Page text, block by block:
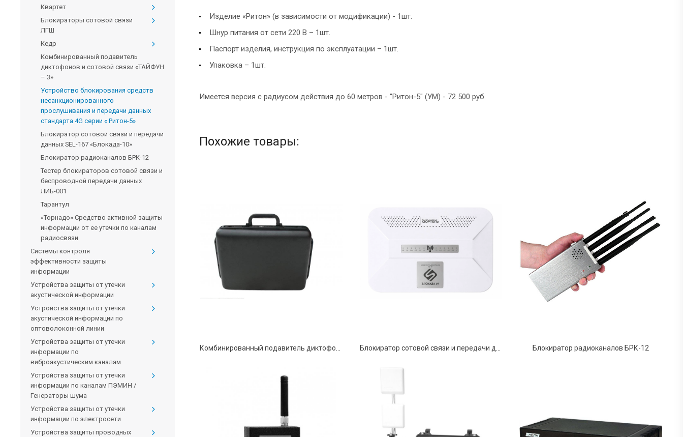
Изделие «Ритон» (в зависимости от модификации) - 1шт.
Шнур питания от сети 220 В – 1шт.
Паспорт изделия, инструкция по эксплуатации – 1шт.
Упаковка – 1шт.
Имеется версия с радиусом действия до 60 метров - "Ритон-5" (УМ) - 72 500 руб.
Похожие товары:
Блокиратор радиоканалов БРК-12
Квартет
Блокираторы сотовой связи
ЛГШ
Кедр
Комбинированный подавитель
диктофонов и сотовой связи «ТАЙФУН
– 3»
Устройство блокирования средств
несанкционированного
прослушивания и передачи данных
стандарта 4G серии « Ритон-5»
Блокиратор сотовой связи и передачи
данных SEL-167 «Блокада-10»
Блокиратор радиоканалов БРК-12
Тестер блокираторов сотовой связи и
беспроводной передачи данных
ЛИБ-001
Тарантул
«Торнадо» Средство активной защиты
информации от ее утечки по каналам
радиосвязи
Системы контроля
эффективности защиты
информации
Устройства защиты от утечки
акустической информации
Устройства защиты от утечки
акустической информации по
оптоволоконной линии
Устройства защиты от утечки
информации по
виброакустическим каналам
Устройства защиты от утечки
информации по каналам ПЭМИН /
Генераторы шума
Устройства защиты от утечки
информации по электросети
Устройства защиты проводных